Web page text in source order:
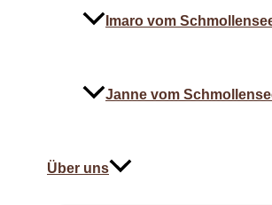
Imaro vom
Janne vom
Über uns